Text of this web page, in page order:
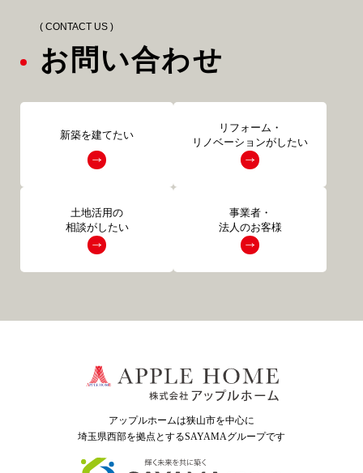
( CONTACT US )
お問い合わせ
新築を建てたい
リフォーム・
リノベーションがしたい
土地活用の
相談がしたい
事業者・
法人のお客様
アップルホームは狭山市を中心に
埼玉県西部を拠点とするSAYAMAグループです